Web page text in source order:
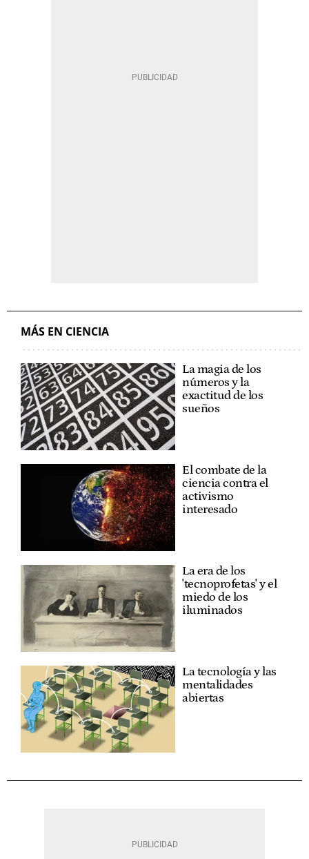
MÁS EN CIENCIA
La magia de los
números y la
exactitud de los
sueños
El combate de la
ciencia contra el
activismo
interesado
La era de los
'tecnoprofetas' y el
miedo de los
iluminados
La tecnología y las
mentalidades
abiertas